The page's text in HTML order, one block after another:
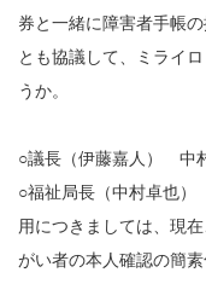
券と一緒に障害者手帳
とも協議して、ミライ
うか。
○議長（伊藤嘉人） 中
○福祉局長（中村卓也
用につきましては、現
がい者の本人確認の簡